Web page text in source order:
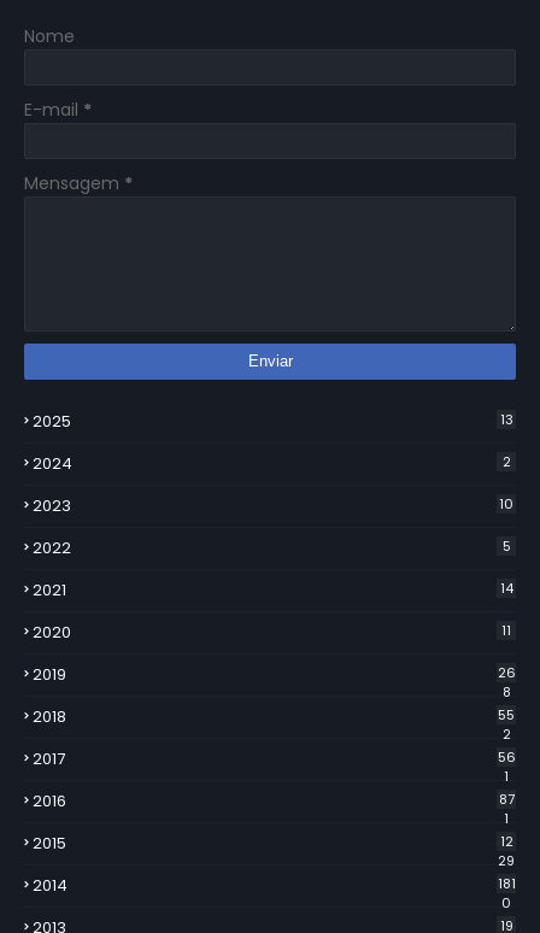
Nome
E-mail *
Mensagem *
2025 13
2024 2
2023 10
2022 5
2021 14
2020 11
2019
26
8
2018
55
2
2017
56
1
2016
87
1
2015
12
29
2014
181
0
2013 19